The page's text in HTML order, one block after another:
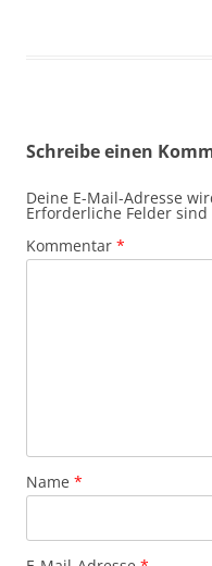
Schreibe einen
Deine E-Mail-Adresse
Erforderliche Felder
Kommentar *
Name *